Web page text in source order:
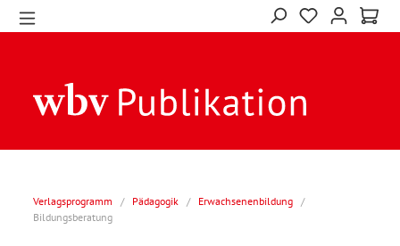
Verlagsprogramm / Pädagogik / Erwachsenenbildung /
Bildungsberatung